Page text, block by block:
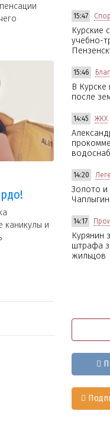
каникулы и
15:47
Курские
учебно-
15:46
В Курске
после
14:45 ЖКХ
14:20
Золото и
14:17
Курянин
штрафа
жильцов